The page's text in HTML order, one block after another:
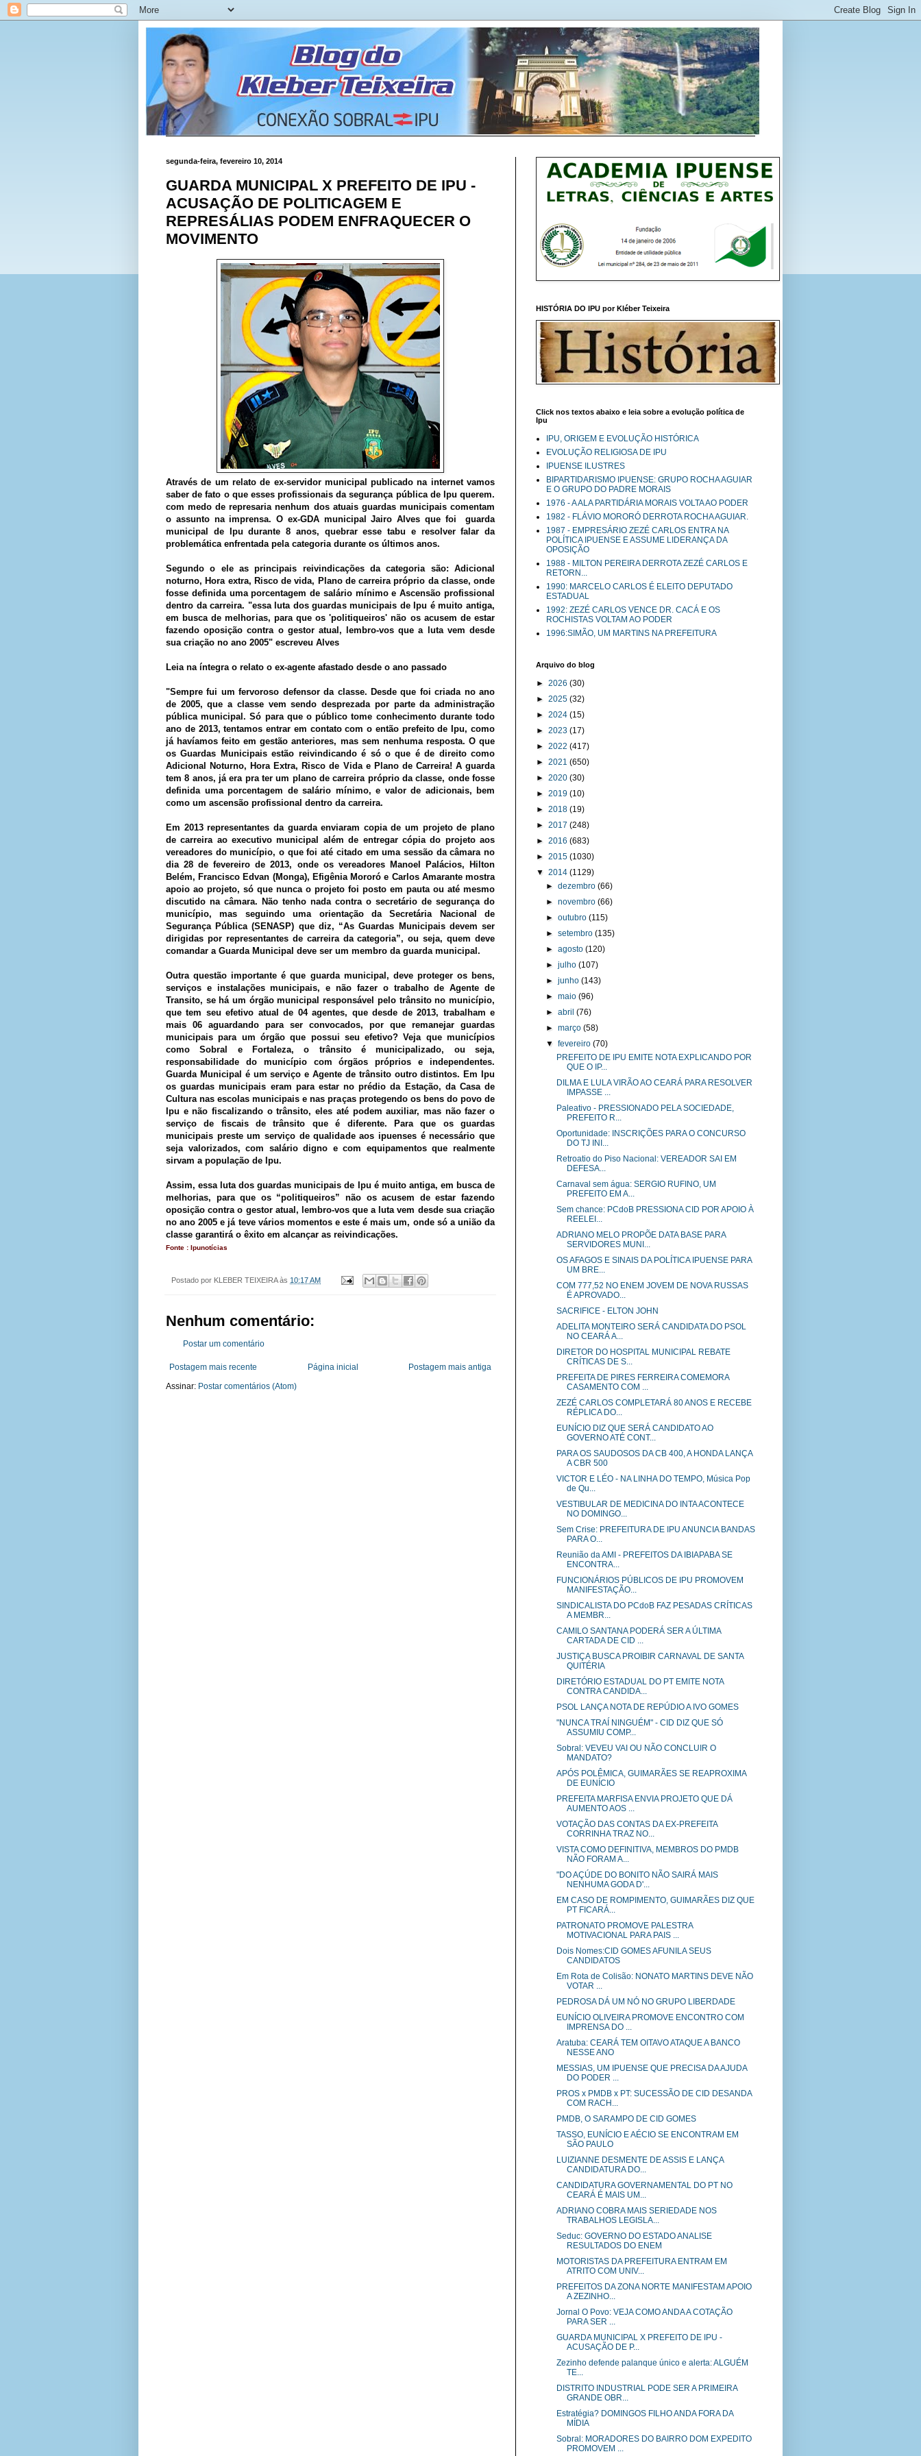
segunda-feira, fevereiro 10, 2014
GUARDA MUNICIPAL X PREFEITO DE IPU -
ACUSAÇÃO DE POLITICAGEM E
REPRESÁLIAS PODEM ENFRAQUECER O
MOVIMENTO
Através de um relato de ex-servidor municipal publicado na internet vamos
saber de fato o que esses profissionais da segurança pública de Ipu querem.
com medo de represaria nenhum dos atuais guardas municipais comentam
o assunto na imprensa. O ex-GDA municipal Jairo Alves que foi guarda
municipal de Ipu durante 8 anos, quebrar esse tabu e resolver falar da
problemática enfrentada pela categoria durante os últimos anos.
Segundo o ele as principais reivindicações da categoria são: Adicional
noturno, Hora extra, Risco de vida, Plano de carreira próprio da classe, onde
fosse definida uma porcentagem de salário mínimo e Ascensão profissional
dentro da carreira. "essa luta dos guardas municipais de Ipu é muito antiga,
em busca de melhorias, para que os 'politiqueiros' não os acusem de estar
fazendo oposição contra o gestor atual, lembro-vos que a luta vem desde
sua criação no ano 2005" escreveu Alves
Leia na íntegra o relato o ex-agente afastado desde o ano passado
"Sempre fui um fervoroso defensor da classe. Desde que foi criada no ano
de 2005, que a classe vem sendo desprezada por parte da administração
pública municipal. Só para que o público tome conhecimento durante todo
ano de 2013, tentamos entrar em contato com o então prefeito de Ipu, como
já havíamos feito em gestão anteriores, mas sem nenhuma resposta. O que
os Guardas Municipais estão reivindicando é só o que é de direito como
Adicional Noturno, Hora Extra, Risco de Vida e Plano de Carreira! A guarda
tem 8 anos, já era pra ter um plano de carreira próprio da classe, onde fosse
definida uma porcentagem de salário mínimo, e valor de adicionais, bem
como um ascensão profissional dentro da carreira.
Em 2013 representantes da guarda enviaram copia de um projeto de plano
de carreira ao executivo municipal além de entregar cópia do projeto aos
vereadores do município, o que foi até citado em uma sessão da câmara no
dia 28 de fevereiro de 2013, onde os vereadores Manoel Palácios, Hilton
Belém, Francisco Edvan (Monga), Efigênia Mororó e Carlos Amarante mostra
apoio ao projeto, só que nunca o projeto foi posto em pauta ou até mesmo
discutido na câmara. Não tenho nada contra o secretário de segurança do
município, mas seguindo uma orientação da Secretária Nacional de
Segurança Pública (SENASP) que diz, “As Guardas Municipais devem ser
dirigidas por representantes de carreira da categoria”, ou seja, quem deve
comandar a Guarda Municipal deve ser um membro da guarda municipal.
Outra questão importante é que guarda municipal, deve proteger os bens,
serviços e instalações municipais, e não fazer o trabalho de Agente de
Transito, se há um órgão municipal responsável pelo trânsito no município,
que tem seu efetivo atual de 04 agentes, que desde de 2013, trabalham e
mais 06 aguardando para ser convocados, por que remanejar guardas
municipais para um órgão que possui seu efetivo? Veja que municípios
como Sobral e Fortaleza, o trânsito é municipalizado, ou seja,
responsabilidade do município com órgãos próprios e independentes.
Guarda Municipal é um serviço e Agente de trânsito outro distintos. Em Ipu
os guardas municipais eram para estar no prédio da Estação, da Casa de
Cultura nas escolas municipais e nas praças protegendo os bens do povo de
Ipu e não fiscalizando o trânsito, eles até podem auxiliar, mas não fazer o
serviço de fiscais de trânsito que é diferente. Para que os guardas
municipais preste um serviço de qualidade aos ipuenses é necessário que
seja valorizados, com salário digno e com equipamentos que realmente
sirvam a população de Ipu.
Assim, essa luta dos guardas municipais de Ipu é muito antiga, em busca de
melhorias, para que os “politiqueiros” não os acusem de estar fazendo
oposição contra o gestor atual, lembro-vos que a luta vem desde sua criação
no ano 2005 e já teve vários momentos e este é mais um, onde só a união da
classe garantirá o êxito em alcançar as reivindicações.
Fonte : Ipunotícias
Postado por KLEBER TEIXEIRA às 10:17 AM
Nenhum comentário:
Postar um comentário
Postagem mais recente Postagem mais antiga
Página inicial
Assinar: Postar comentários (Atom)
HISTÓRIA DO IPU por Kléber Teixeira
Click nos textos abaixo e leia sobre a evolução política de
Ipu
IPU, ORIGEM E EVOLUÇÃO HISTÓRICA
EVOLUÇÃO RELIGIOSA DE IPU
IPUENSE ILUSTRES
BIPARTIDARISMO IPUENSE: GRUPO ROCHA AGUIAR
E O GRUPO DO PADRE MORAIS
1976 - A ALA PARTIDÁRIA MORAIS VOLTA AO PODER
1982 - FLÁVIO MORORÓ DERROTA ROCHA AGUIAR.
1987 - EMPRESÁRIO ZEZÉ CARLOS ENTRA NA
POLÍTICA IPUENSE E ASSUME LIDERANÇA DA
OPOSIÇÃO
1988 - MILTON PEREIRA DERROTA ZEZÉ CARLOS E
RETORN...
1990: MARCELO CARLOS É ELEITO DEPUTADO
ESTADUAL
1992: ZEZÉ CARLOS VENCE DR. CACÁ E OS
ROCHISTAS VOLTAM AO PODER
1996:SIMÃO, UM MARTINS NA PREFEITURA
Arquivo do blog
► 2026 (30)
► 2025 (32)
► 2024 (15)
► 2023 (17)
► 2022 (417)
► 2021 (650)
► 2020 (30)
► 2019 (10)
► 2018 (19)
► 2017 (248)
► 2016 (683)
► 2015 (1030)
▼ 2014 (1129)
►dezembro(66)
►novembro(66)
►outubro(115)
►setembro(135)
►agosto(120)
►julho(107)
►junho(143)
►maio(96)
►abril(76)
►março(58)
▼fevereiro(70)
PREFEITO DE IPU EMITE NOTA EXPLICANDO POR
QUE O IP...
DILMA E LULA VIRÃO AO CEARÁ PARA RESOLVER
IMPASSE ...
Paleativo - PRESSIONADO PELA SOCIEDADE,
PREFEITO R...
Oportunidade: INSCRIÇÕES PARA O CONCURSO
DO TJ INI...
Retroatio do Piso Nacional: VEREADOR SAI EM
DEFESA...
Carnaval sem água: SERGIO RUFINO, UM
PREFEITO EM A...
Sem chance: PCdoB PRESSIONA CID POR APOIO À
REELEI...
ADRIANO MELO PROPÕE DATA BASE PARA
SERVIDORES MUNI...
OS AFAGOS E SINAIS DA POLÍTICA IPUENSE PARA
UM BRE...
COM 777,52 NO ENEM JOVEM DE NOVA RUSSAS
É APROVADO...
SACRIFICE - ELTON JOHN
ADELITA MONTEIRO SERÁ CANDIDATA DO PSOL
NO CEARÁ A...
DIRETOR DO HOSPITAL MUNICIPAL REBATE
CRÍTICAS DE S...
PREFEITA DE PIRES FERREIRA COMEMORA
CASAMENTO COM ...
ZEZÉ CARLOS COMPLETARÁ 80 ANOS E RECEBE
RÉPLICA DO...
EUNÍCIO DIZ QUE SERÁ CANDIDATO AO
GOVERNO ATÉ CONT...
PARA OS SAUDOSOS DA CB 400, A HONDA LANÇA
A CBR 500
VICTOR E LÉO - NA LINHA DO TEMPO, Música Pop
de Qu...
VESTIBULAR DE MEDICINA DO INTA ACONTECE
NO DOMINGO...
Sem Crise: PREFEITURA DE IPU ANUNCIA BANDAS
PARA O...
Reunião da AMI - PREFEITOS DA IBIAPABA SE
ENCONTRA...
FUNCIONÁRIOS PÚBLICOS DE IPU PROMOVEM
MANIFESTAÇÃO...
SINDICALISTA DO PCdoB FAZ PESADAS CRÍTICAS
A MEMBR...
CAMILO SANTANA PODERÁ SER A ÚLTIMA
CARTADA DE CID ...
JUSTIÇA BUSCA PROIBIR CARNAVAL DE SANTA
QUITÉRIA
DIRETÓRIO ESTADUAL DO PT EMITE NOTA
CONTRA CANDIDA...
PSOL LANÇA NOTA DE REPÚDIO A IVO GOMES
"NUNCA TRAÍ NINGUÉM" - CID DIZ QUE SÓ
ASSUMIU COMP...
Sobral: VEVEU VAI OU NÃO CONCLUIR O
MANDATO?
APÓS POLÊMICA, GUIMARÃES SE REAPROXIMA
DE EUNÍCIO
PREFEITA MARFISA ENVIA PROJETO QUE DÁ
AUMENTO AOS ...
VOTAÇÃO DAS CONTAS DA EX-PREFEITA
CORRINHA TRAZ NO...
VISTA COMO DEFINITIVA, MEMBROS DO PMDB
NÃO FORAM A...
"DO AÇÚDE DO BONITO NÃO SAIRÁ MAIS
NENHUMA GODA D'...
EM CASO DE ROMPIMENTO, GUIMARÃES DIZ QUE
PT FICARÁ...
PATRONATO PROMOVE PALESTRA
MOTIVACIONAL PARA PAIS ...
Dois Nomes:CID GOMES AFUNILA SEUS
CANDIDATOS
Em Rota de Colisão: NONATO MARTINS DEVE NÃO
VOTAR ...
PEDROSA DÁ UM NÓ NO GRUPO LIBERDADE
EUNÍCIO OLIVEIRA PROMOVE ENCONTRO COM
IMPRENSA DO ...
Aratuba: CEARÁ TEM OITAVO ATAQUE A BANCO
NESSE ANO
MESSIAS, UM IPUENSE QUE PRECISA DA AJUDA
DO PODER ...
PROS x PMDB x PT: SUCESSÃO DE CID DESANDA
COM RACH...
PMDB, O SARAMPO DE CID GOMES
TASSO, EUNÍCIO E AÉCIO SE ENCONTRAM EM
SÃO PAULO
LUIZIANNE DESMENTE DE ASSIS E LANÇA
CANDIDATURA DO...
CANDIDATURA GOVERNAMENTAL DO PT NO
CEARÁ É MAIS UM...
ADRIANO COBRA MAIS SERIEDADE NOS
TRABALHOS LEGISLA...
Seduc: GOVERNO DO ESTADO ANALISE
RESULTADOS DO ENEM
MOTORISTAS DA PREFEITURA ENTRAM EM
ATRITO COM UNIV...
PREFEITOS DA ZONA NORTE MANIFESTAM APOIO
A ZEZINHO...
Jornal O Povo: VEJA COMO ANDA A COTAÇÃO
PARA SER ...
GUARDA MUNICIPAL X PREFEITO DE IPU -
ACUSAÇÃO DE P...
Zezinho defende palanque único e alerta: ALGUÉM
TE...
DISTRITO INDUSTRIAL PODE SER A PRIMEIRA
GRANDE OBR...
Estratégia? DOMINGOS FILHO ANDA FORA DA
MÍDIA
Sobral: MORADORES DO BAIRRO DOM EXPEDITO
PROMOVEM ...